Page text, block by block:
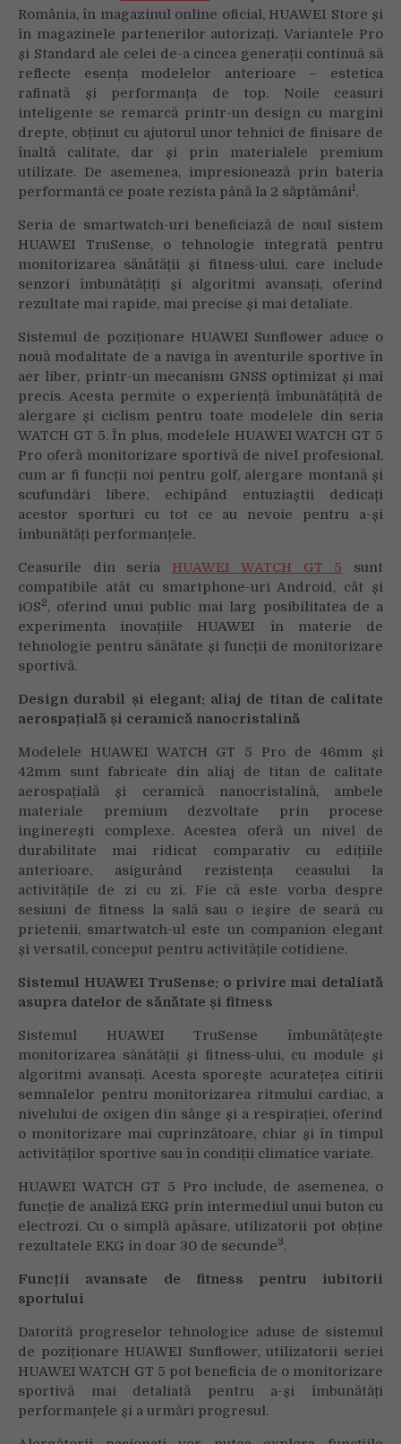
România, în magazinul online oficial, HUAWEI Store și
în magazinele partenerilor autorizați.Variantele Pro
și Standard ale celei de-a cincea generații continuă să
reflecte esența modelelor anterioare – estetica
rafinată și performanța de top. Noile ceasuri
inteligente se remarcă printr-un design cu margini
drepte, obținut cu ajutorul unor tehnici de finisare de
înaltă calitate, dar și prin materialele premium
utilizate. De asemenea, impresionează prin bateria
performantă ce poate rezista până la 2 săptămâni1.
Seria de smartwatch-uri beneficiază de noul sistem
HUAWEI TruSense, o tehnologie integrată pentru
monitorizarea sănătății și fitness-ului, care include
senzori îmbunătățiți și algoritmi avansați, oferind
rezultate mai rapide, mai precise și mai detaliate.
Sistemul de poziționare HUAWEI Sunflower aduce o
nouă modalitate de a naviga în aventurile sportive în
aer liber, printr-un mecanism GNSS optimizat și mai
precis. Acesta permite o experiență îmbunătățită de
alergare și ciclism pentru toate modelele din seria
WATCH GT 5. În plus, modelele HUAWEI WATCH GT 5
Pro oferă monitorizare sportivă de nivel profesional,
cum ar fi funcții noi pentru golf, alergare montană și
scufundări libere, echipând entuziaștii dedicați
acestor sporturi cu tot ce au nevoie pentru a-și
îmbunătăți performanțele.
Ceasurile din seria HUAWEI WATCH GT 5 sunt
compatibile atât cu smartphone-uri Android, cât și
iOS2, oferind unui public mai larg posibilitatea de a
experimenta inovațiile HUAWEI în materie de
tehnologie pentru sănătate și funcții de monitorizare
sportivă.
Design durabil și elegant: aliaj de titan de calitate
aerospațială și ceramică nanocristalină
Modelele HUAWEI WATCH GT 5 Pro de 46mm și
42mm sunt fabricate din aliaj de titan de calitate
aerospațială și ceramică nanocristalină, ambele
materiale premium dezvoltate prin procese
inginerești complexe. Acestea oferă un nivel de
durabilitate mai ridicat comparativ cu edițiile
anterioare, asigurând rezistența ceasului la
activitățile de zi cu zi. Fie că este vorba despre
sesiuni de fitness la sală sau o ieșire de seară cu
prietenii, smartwatch-ul este un companion elegant
și versatil, conceput pentru activitățile cotidiene.
Sistemul HUAWEI TruSense: o privire mai detaliată
asupra datelor de sănătate și fitness
Sistemul HUAWEI TruSense îmbunătățește
monitorizarea sănătății și fitness-ului, cu module și
algoritmi avansați. Acesta sporește acuratețea citirii
semnalelor pentru monitorizarea ritmului cardiac, a
nivelului de oxigen din sânge și a respirației, oferind
o monitorizare mai cuprinzătoare, chiar și în timpul
activităților sportive sau în condiții climatice variate.
HUAWEI WATCH GT 5 Pro include, de asemenea, o
funcție de analiză EKG prin intermediul unui buton cu
electrozi. Cu o simplă apăsare, utilizatorii pot obține
rezultatele EKG în doar 30 de secunde3.
Funcții avansate de fitness pentru iubitorii
sportului
Datorită progreselor tehnologice aduse de sistemul
de poziționare HUAWEI Sunflower, utilizatorii seriei
HUAWEI WATCH GT 5 pot beneficia de o monitorizare
sportivă mai detaliată pentru a-și îmbunătăți
performanțele și a urmări progresul.